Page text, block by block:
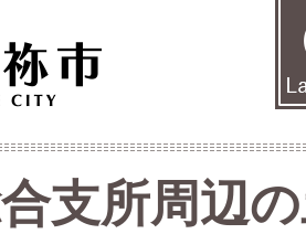
支所周辺